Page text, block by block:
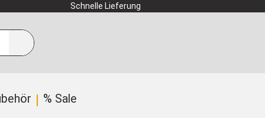
Schnelle Lieferung
% Sale